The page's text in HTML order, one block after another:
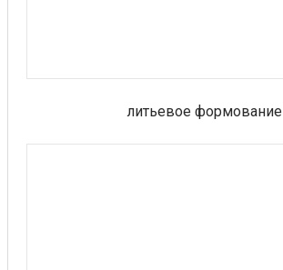
литьевое формование